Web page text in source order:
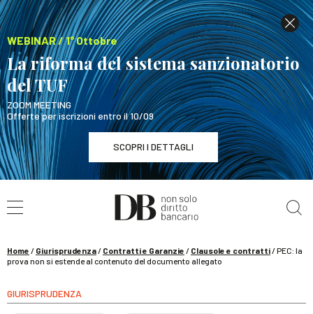
WEBINAR / 1° Ottobre
La riforma del sistema sanzionatorio
del TUF
ZOOM MEETING
Offerte per iscrizioni entro il 10/09
SCOPRI I DETTAGLI
WEBINAR / 1° Ottobre
La riforma del sistema sanzionatorio del TUF
Home / Giurisprudenza/ Contratti e Garanzie / Clausole e contratti/PEC: la
prova non si estende al contenuto del documento allegato
GIURISPRUDENZA